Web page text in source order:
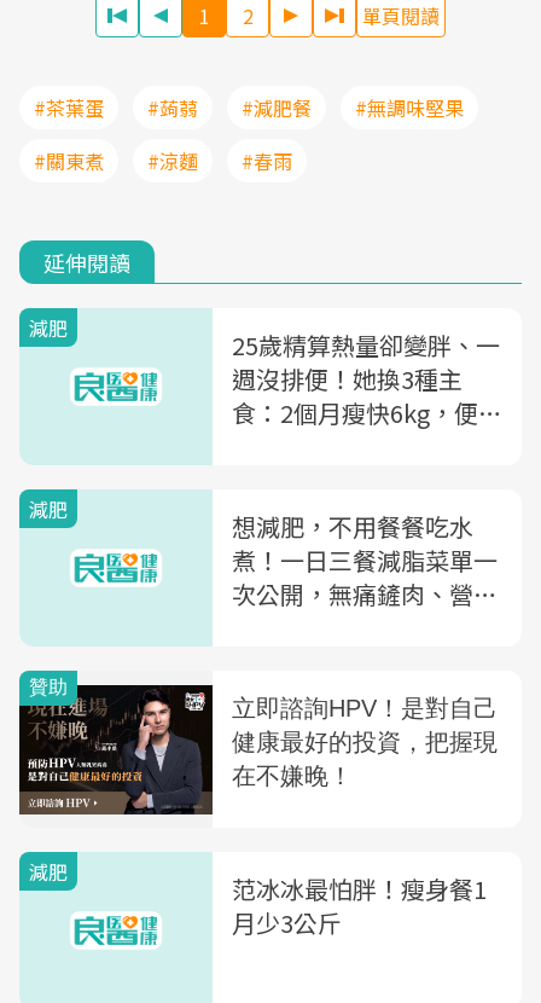
1 2 單頁閱讀
#茶葉蛋 #蒟蒻 #減肥餐
#無調味堅果
#關東煮
#涼麵 #春雨
延伸閱讀
減肥
25歲精算熱量卻變胖、一
週沒排便！她換3種主
食：2個月瘦快6kg，便
減肥
想減肥，不用餐餐吃水
煮！一日三餐減脂菜單一
次公開，無痛鏟肉、營養
減肥
范冰冰最怕胖！瘦身餐1
月少3公斤